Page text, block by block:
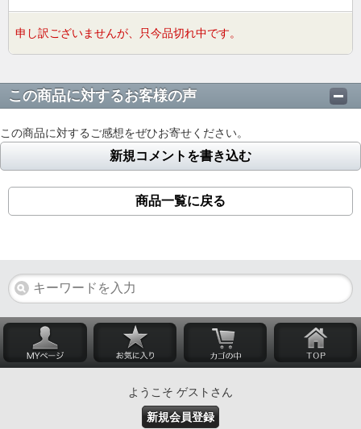
申し訳ございませんが、只今品切れ中です。
この商品に対するお客様の声
この商品に対するご感想をぜひお寄せください。
新規コメントを書き込む
商品一覧に戻る
ようこそ ゲストさん
新規会員登録